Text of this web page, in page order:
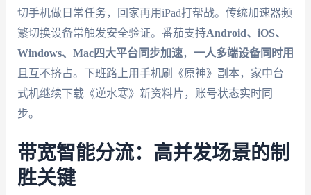
切手机做日常任务，回家再用iPad打帮战。传统加速器频
繁切换设备常触发安全验证。番茄支持Android、iOS、
Windows、Mac四大平台同步加速， 一人多端设备同时用
且互不挤占。下班路上用手机刷《原神》副本，家中台
式机继续下载《逆水寒》新资料片，账号状态实时同
步。
带宽智能分流：高并发场景的制
胜关键